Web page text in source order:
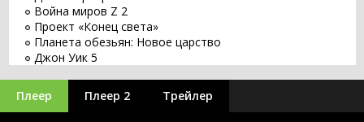
Война миров Z 2
Проект «Конец света»
Планета обезьян: Новое царство
Джон Уик 5
Хищник: Планета смерти
Оставь мир позади
Плеер Плеер 2 Трейлер